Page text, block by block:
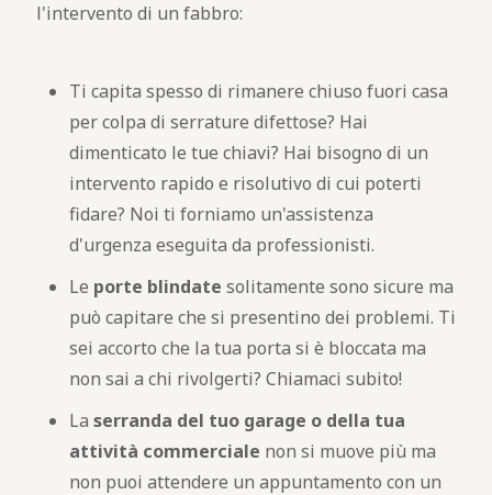
l'intervento di un fabbro:
Ti capita spesso di rimanere chiuso fuori casa
per colpa di serrature difettose? Hai
dimenticato le tue chiavi? Hai bisogno di un
intervento rapido e risolutivo di cui poterti
fidare? Noi ti forniamo un'assistenza
d'urgenza eseguita da professionisti.
Le porte blindate solitamente sono sicure ma
può capitare che si presentino dei problemi. Ti
sei accorto che la tua porta si è bloccata ma
non sai a chi rivolgerti? Chiamaci subito!
La serranda del tuo garage o della tua
attività commerciale non si muove più ma
non puoi attendere un appuntamento con un